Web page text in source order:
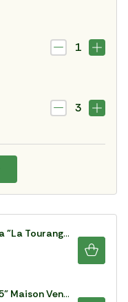
1
3
L'Huile d'olive vierge extra "La Tourangelle" BIO 750ml
Le Vin blanc "Carole 2025" Maison Ventenac